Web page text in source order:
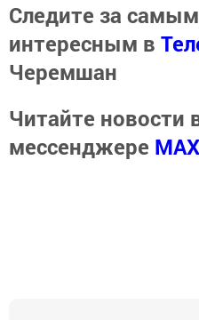
Следите за
интересным в
Черемшан
Читайте новости
мессенджере MАХ